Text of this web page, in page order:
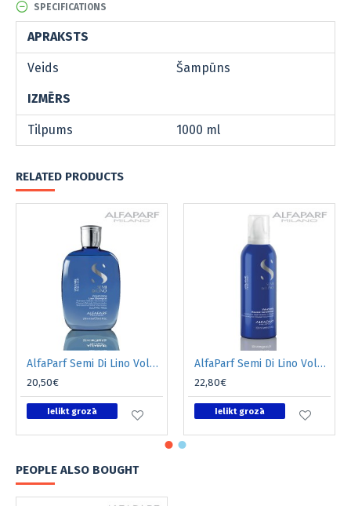
SPECIFICATIONS
APRAKSTS
Veids Šampūns
IZMĒRS
Tilpums 1000 ml
RELATED PRODUCTS
AlfaParf Semi Di Lino Volume apjomu piešķirošs šampūns 250ml
20,50€
Ielikt grozā
AlfaParf Semi Di Lino Volume apjomu piešķirošs kondicionieris-putas 200ml
22,80€
Ielikt grozā
PEOPLE ALSO BOUGHT